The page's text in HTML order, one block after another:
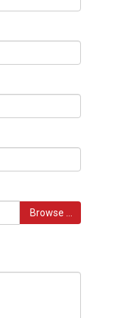
Browse …